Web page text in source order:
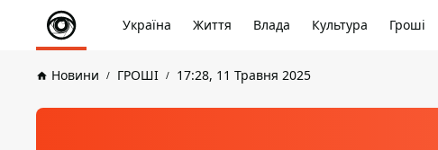
Україна Життя Влада Культура Гроші
Новини ГРОШІ 17:28, 11 Травня 2025